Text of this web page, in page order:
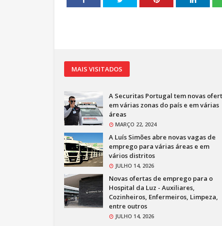
MAIS VISITADOS
A Securitas Portugal tem novas
em várias zonas do país e em várias
áreas
MARÇO 22, 2024
A Luís Simões abre novas vagas de
emprego para várias áreas e em
vários distritos
JULHO 14, 2026
Novas ofertas de emprego para o
Hospital da Luz - Auxiliares,
Cozinheiros, Enfermeiros, Limpeza,
entre outros
JULHO 14, 2026